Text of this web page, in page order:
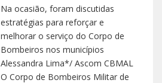
Na ocasião, foram discutidas
estratégias para reforçar e
melhorar o serviço do Corpo de
Bombeiros nos municípios
Alessandra Lima*/ Ascom CBMAL
O Corpo de Bombeiros Militar de